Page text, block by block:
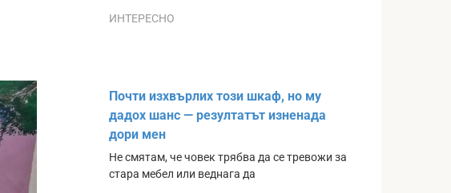
ИНТЕРЕСНО
Почти изхвърлих този шкаф, но му
дадох шанс — резултатът изненада
дори мен
Не смятам, че човек трябва да се тревожи за
стара мебел или веднага да